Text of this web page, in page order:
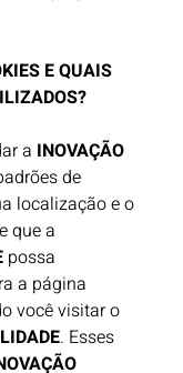
E QUAIS
a INOVAÇÃO
de
localização e o
que a
possa
a página
você visitar o
. Esses